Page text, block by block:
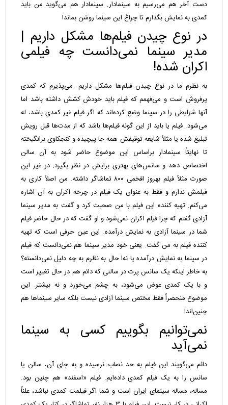
دست آخر هم می‌رسیم به سینمادار. سینمادار هم می‌گوید من باید
کمدی به نمایش بگذارم تا چراغ این سینما روشن بماند!
در نوع چیدن فیلم‌ها مشکل داریم |
مدیر سینما نمی‌دانست چه فیلمی
اکران شده!
به نظرم ما در نوع چیدن فیلم‌ها مشکل داریم. می‌پذیرم که کمدی
پرفروش است و می‌فهمم که فیلم باید خودش کشش داشته باشد اما
آنها شرایطی را در سینما وضع کرده‌اند که اگر فیلم غیر کمدی باشد، له
می‌شود. فیلم یا باید از این گونه فیلم‌ها باشد که از مدت‌ها قبل رویش
تبلیغ شده یا مثلاً شایعه توقیفش همه جا پیچیده و کنجکاوی برانگیخته
تا نهایتاً سینمادار براساس این موضوع حاضر شود به آن سالن
اختصاص دهد و سانس‌های بهتری برایش در نظر بگیرد. در غیر این
صورت مثلاً فیلم بهروز افخمی ۸۰۰ تماشاگر داشته. من اصلاً کاری به
فیلمش ندارم و فقط به عنوان یک فیلم در چرخه اکران به آن اشاره
می‌کنم. تهیه کننده این فیلم با من صحبت کرد و گفت به مدیر سینما
آزادی گفتم که چرا فیلم اکران نمی‌شود و او گفت که در حال حاضر فیلم
شما در سینما آزادی به نمایش درآمده. این عین حرفی است که تهیه
کننده فیلم به من گفت. یعنی خود مدیر سینما هم نمی‌دانست که فیلم
در سینما به نمایش درآمده یا نه! حال به نظرم به چه دلیل نمی‌دانسته؟
به خاطر اینکه یک سانس پرت در سالنی که دائم هم در حال تغییر است
و با یک کمدی عوض می‌شود، به چشم می‌خورد و نه بیشتر. این
موضوع منحصراً فقط مختص سینما آزادی نیست بلکه سایر سینماها هم
چنین‌اند!
نمی‌توانیم بگوییم کسی به سینما
نمی‌آید
دائم می‌گویند این فیلم به حد نصاب نرسیده و به جای آن، سالن یا
سانس را به یک فیلم کمدی داده‌ایم. فیلم «اسفند» هم چنین بود.
مساله، مساله سینمای ایران است و شما اگر فیلمت کمدی نباشد، علناً